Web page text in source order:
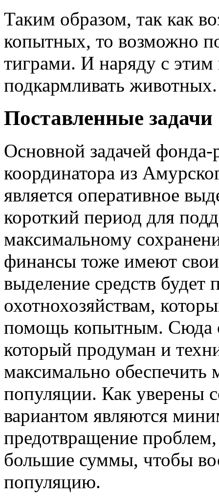
Таким образом, так как
копытных, то возможно
тиграми. И наряду с
подкармливать животных.
Поставленные задачи
Основной задачей фонда-
координатора из
является оперативное
короткий период для
максимальному
финансы тоже имеют
выделение средств будет
охотнохозяйствам,
помощь копытным. Сюда
который продуман и
максимально обеспечить
популяции. Как уверены
вариантом являются
предотвращение
большие суммы, чтобы
популяцию.